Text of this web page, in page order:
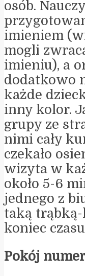
osób.
imieniem
mogli
imieniu), a
dodatkowo
każde
inny kolor.
grupy ze
nimi cały
czekało
wizyta w
około 5-6
jednego z
taką trąbką-
koniec
Pokój